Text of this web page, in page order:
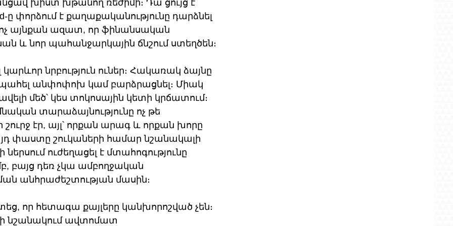
խիստ խթանող ռեժիմի։ Դա ցույց է
ը փորձում է քաղաքականությունը դարձնել
այնքան ազատ, որ ֆինանսական
և նոր պահանջարկային ճնշում ստեղծեն։
կարևոր նրբություն ուներ։ Հակառակ ձայնը
պահել անփոփոխ կամ բարձրացնել։ Միակ
մեծ՝ կես տոկոսային կետի կրճատում։
տարաձայնությունը ոչ թե
շուրջ էր, այլ՝ որքան արագ և որքան խորը
փաստը շուկաների համար նշանակալի
ներսում ուժեղացել է մտահոգությունը
բայց դեռ չկա ամբողջական
անհրաժեշտության մասին։
որ հետագա քայլերը կանխորոշված չեն։
նշանակում ավտոմատ